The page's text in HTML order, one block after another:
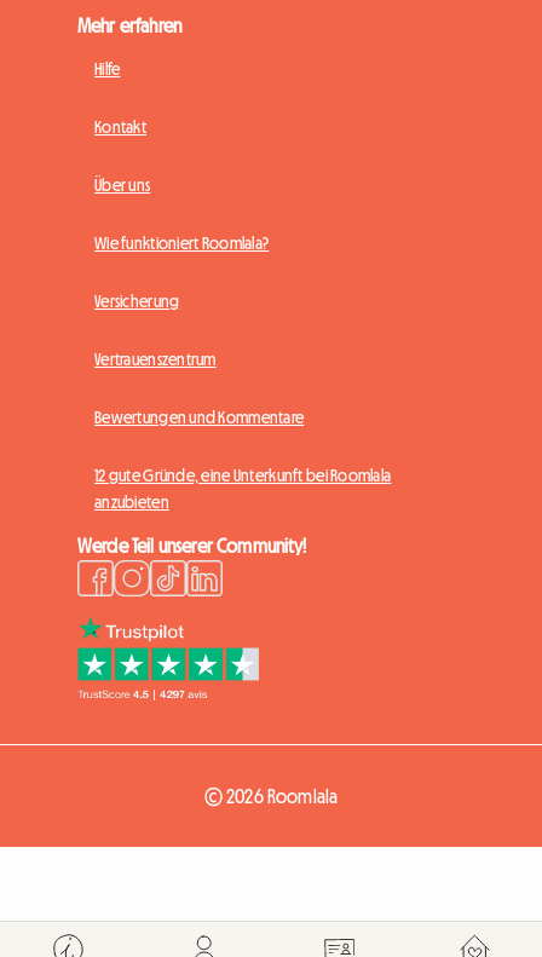
Mehr erfahren
Hilfe
Kontakt
Über uns
Wie funktioniert Roomlala?
Versicherung
Vertrauenszentrum
Bewertungen und Kommentare
12 gute Gründe, eine Unterkunft bei Roomlala
anzubieten
Werde Teil unserer Community!
© 2026 Roomlala